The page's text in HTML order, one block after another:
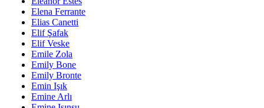
Elena Ferrante
Elias Canetti
Elif Şafak
Elif Veske
Emile Zola
Emily Bone
Emily Bronte
Emin Işık
Emine Arlı